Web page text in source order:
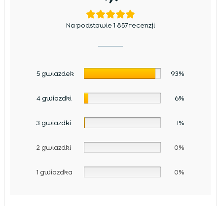
Na podstawie 1 857 recenzji
5 gwiazdek 93%
4 gwiazdki 6%
3 gwiazdki 1%
2 gwiazdki 0%
1 gwiazdka 0%